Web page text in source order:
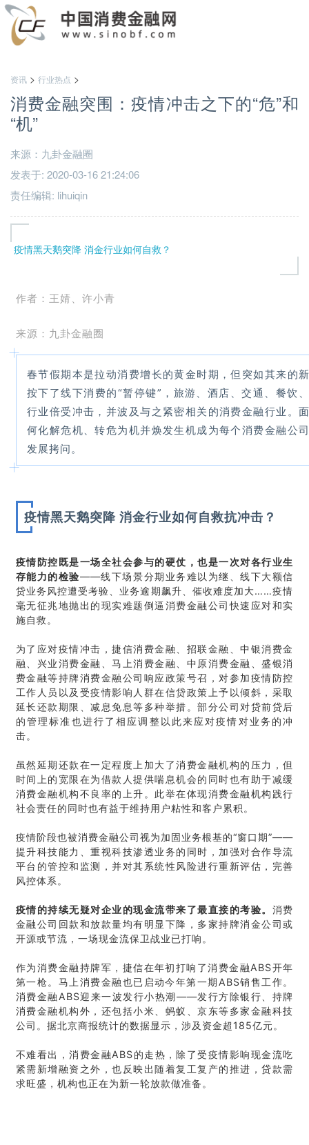
资讯> 行业热点 >
消费金融突围：疫情冲击之下的“危”和
“机”
来源：九卦金融圈
发表于: 2020-03-16 21:24:06
责任编辑: lihuiqin
疫情黑天鹅突降 消金行业如何自救？
作者：王婧、许小青
来源：九卦金融圈
春节假期本是拉动消费增长的黄金时期，但突如其来的
按下了线下消费的“暂停键”，旅游、酒店、交通、餐饮
行业倍受冲击，并波及与之紧密相关的消费金融行业。
何化解危机、转危为机并焕发生机成为每个消费金融公
发展拷问。
疫情黑天鹅突降 消金行业如何自救抗冲击？
疫情防控既是一场全社会参与的硬仗，也是一次对各行业生
存能力的检验——线下场景分期业务难以为继、线下大额信
贷业务风控遭受考验、业务逾期飙升、催收难度加大……疫情
毫无征兆地抛出的现实难题倒逼消费金融公司快速应对和实
施自救。
为了应对疫情冲击，捷信消费金融、招联金融、中银消费金
融、兴业消费金融、马上消费金融、中原消费金融、盛银消
费金融等持牌消费金融公司响应政策号召，对参加疫情防控
工作人员以及受疫情影响人群在信贷政策上予以倾斜，采取
延长还款期限、减息免息等多种举措。部分公司对贷前贷后
的管理标准也进行了相应调整以此来应对疫情对业务的冲
击。
虽然延期还款在一定程度上加大了消费金融机构的压力，但
时间上的宽限在为借款人提供喘息机会的同时也有助于减缓
消费金融机构不良率的上升。此举在体现消费金融机构践行
社会责任的同时也有益于维持用户粘性和客户累积。
疫情阶段也被消费金融公司视为加固业务根基的“窗口期”——
提升科技能力、重视科技渗透业务的同时，加强对合作导流
平台的管控和监测，并对其系统性风险进行重新评估，完善
风控体系。
疫情的持续无疑对企业的现金流带来了最直接的考验。 消费
金融公司回款和放款量均有明显下降，多家持牌消金公司或
开源或节流，一场现金流保卫战业已打响。
作为消费金融持牌军，捷信在年初打响了消费金融ABS开年
第一枪。马上消费金融也已启动今年第一期ABS销售工作。
消费金融ABS迎来一波发行小热潮——发行方除银行、持牌
消费金融机构外，还包括小米、蚂蚁、京东等多家金融科技
公司。 据北京商报统计的数据显示，涉及资金超185亿元。
不难看出，消费金融ABS的走热，除了受疫情影响现金流吃
紧需新增融资之外，也反映出随着复工复产的推进，贷款需
求旺盛，机构也正在为新一轮放款做准备。